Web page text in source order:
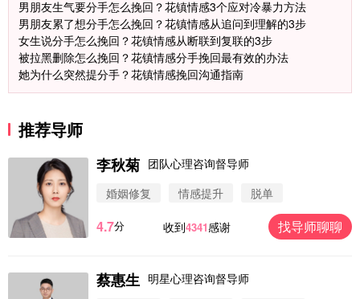
男朋友生气要分手怎么挽回？花镇情感3个应对冷暴力方法
男朋友累了想分手怎么挽回？花镇情感从追问到理解的3步
女生说分手怎么挽回？花镇情感从断联到复联的3步
被拉黑删除怎么挽回？花镇情感分手挽回最有效的办法
她为什么突然提分手？花镇情感挽回沟通指南
推荐导师
李秋菊 团队心理咨询督导师
婚姻修复
情感提升 脱单
4.7分 收到4341感谢 找导师聊聊
蔡惠生 明星心理咨询督导师
微信用户 圆圈 通过此页面咨询，已获得专属情感方
浙江-杭州 183****4847